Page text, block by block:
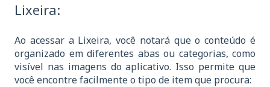
Lixeira:
Ao acessar a Lixeira, você notará que o conteúdo é
organizado em diferentes abas ou categorias, como
visível nas imagens do aplicativo. Isso permite que
você encontre facilmente o tipo de item que procura: